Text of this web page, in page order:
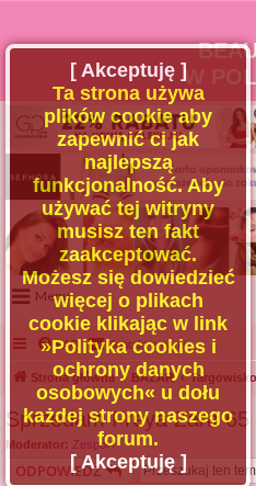
W
Menu
Portal
Facebook
Regulamin
Zapytaj administratora
Kontakt
FAQ Kontakt z nami
Strona główna BAZAR
Sprzedam Freya Zara 65
Moderator: Zespół I
ODPOWIEDZ
[ Akceptuję ]
Ta strona używa
plików cookie aby
zapewnić ci jak
najlepszą
funkcjonalność. Aby
używać tej witryny
musisz ten fakt
zaakceptować.
Możesz się dowiedzieć
więcej o plikach
cookie klikając w link
»Polityka cookies i
ochrony danych
osobowych« u dołu
każdej strony naszego
forum.
[ Akceptuję ]